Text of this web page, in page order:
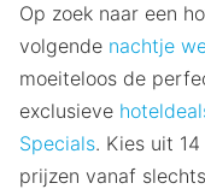
Op zoek naar een
volgende nachtje
moeiteloos de
exclusieve
Specials. Kies uit
prijzen vanaf